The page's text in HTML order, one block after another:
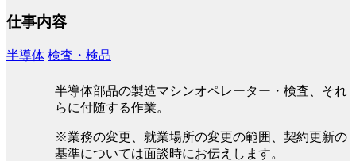
仕事内容
半導体 検査・検品
半導体部品の製造マシンオペレーター・検査、それ
らに付随する作業。
※業務の変更、就業場所の変更の範囲、契約更新の
基準については面談時にお伝えします。